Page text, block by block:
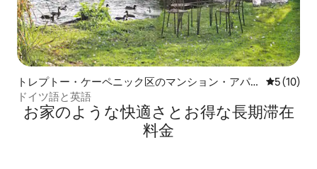
トレプトー・ケーペニック区のマンション・アパ
ート
レビュー
5 (10)
ドイツ語と英語
お家のような快⁠適⁠さ⁠とお⁠得⁠な長⁠期⁠滞⁠在
料⁠金